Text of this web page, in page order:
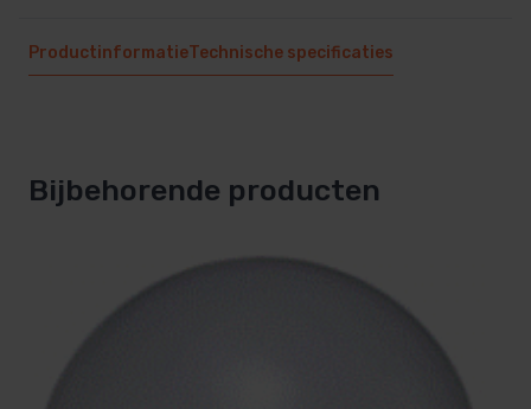
ProductinformatieTechnische specificaties
Bijbehorende producten